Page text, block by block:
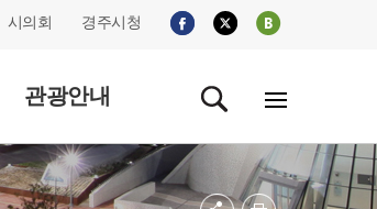
시의회 경주시청
관광안내